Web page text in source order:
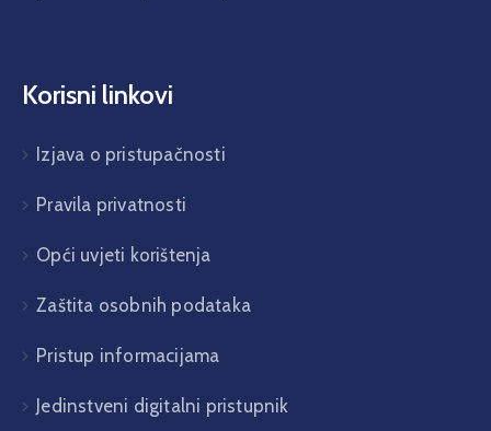
Korisni linkovi
Izjava o pristupačnosti
Pravila privatnosti
Opći uvjeti korištenja
Zaštita osobnih podataka
Pristup informacijama
Jedinstveni digitalni pristupnik